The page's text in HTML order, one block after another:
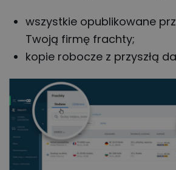
wszystkie opublikowane
Twoją firmę frachty;
kopie robocze z przyszłą